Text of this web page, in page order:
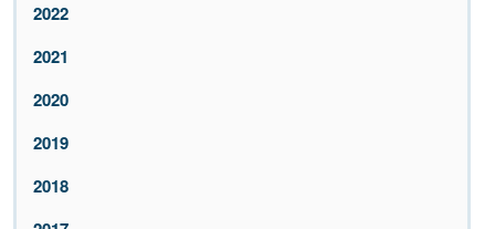
2022
2021
2020
2019
2018